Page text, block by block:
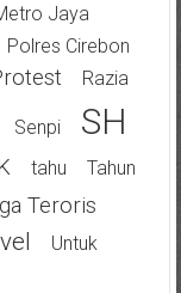
Jaya
Polres Cirebon
Razia
Senpi SH
Tahu
Tahun
Teroris
Untuk